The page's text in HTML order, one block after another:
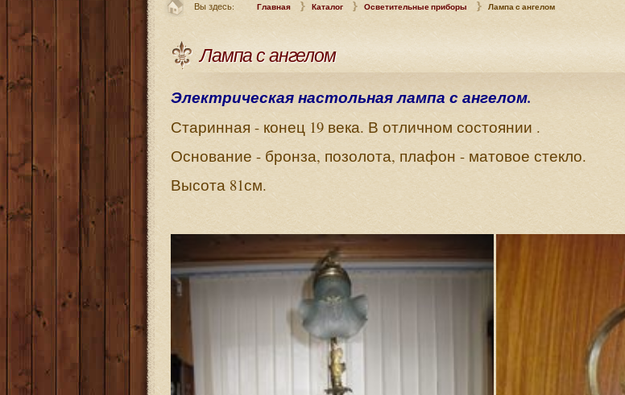
Вы здесь: Главная Каталог Осветительные приборы Лампа с ангелом
Лампа с ангелом
Электрическая настольная лампа с ангелом.
Старинная - конец 19 века. В отличном состоянии .
Основание - бронза, позолота, плафон - матовое стекло.
Высота 81см.